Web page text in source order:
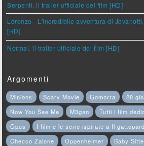
Serpenti, il trailer ufficiale del film [HD]
Lorenzo - L'incredibile avventura di
[HD]
Normal, il trailer ufficiale del film [HD]
Argomenti
Minions Scary Movie Gomorra
28
Now You See Me
M3gan
Tutti i film
Opus
I film e le serie ispirate a Il
Checco Zalone
Oppenheimer Baby